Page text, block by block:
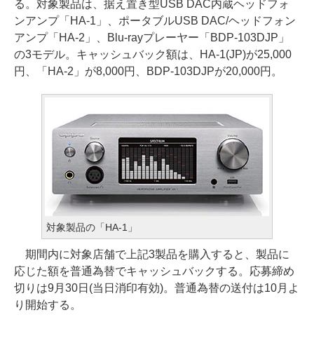
る。対象製品は、据え置き型USB DAC内蔵ヘッドフォ
ンアンプ「HA-1」、ポータブルUSB DAC/ヘッドフォン
アンプ「HA-2」、Blu-rayプレーヤー「BDP-103DJP」
の3モデル。キャッシュバック額は、HA-1(JP)が25,000
円、「HA-2」が8,000円、BDP-103DJPが20,000円。
対象製品の「HA-1」
期間内に対象店舗で上記3製品を購入すると、製品に
応じた額を普通為替でキャッシュバックする。応募締め
切りは9月30日(当日消印有効)。普通為替の送付は10月よ
り開始する。